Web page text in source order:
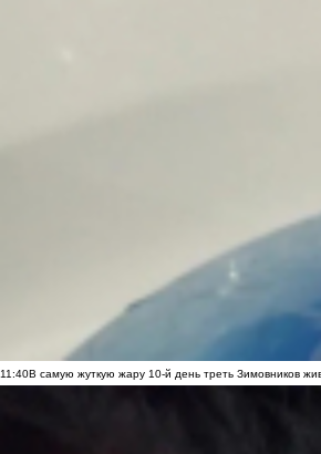
11:40В самую жуткую жару 10-й день треть Зимовников